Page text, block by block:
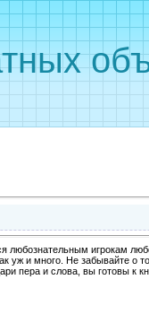
любознательным игрокам
уж и много. Не забывайте о
пера и слова, вы готовы к